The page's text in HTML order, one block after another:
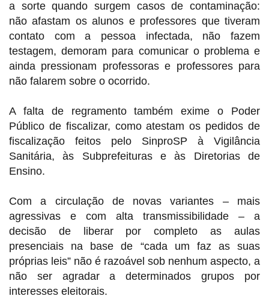
a sorte quando surgem casos de contaminação:
não afastam os alunos e professores que tiveram
contato com a pessoa infectada, não fazem
testagem, demoram para comunicar o problema e
ainda pressionam professoras e professores para
não falarem sobre o ocorrido.
A falta de regramento também exime o Poder
Público de fiscalizar, como atestam os pedidos de
fiscalização feitos pelo SinproSP à Vigilância
Sanitária, às Subprefeituras e às Diretorias de
Ensino.
Com a circulação de novas variantes – mais
agressivas e com alta transmissibilidade – a
decisão de liberar por completo as aulas
presenciais na base de “cada um faz as suas
próprias leis” não é razoável sob nenhum aspecto, a
não ser agradar a determinados grupos por
interesses eleitorais.